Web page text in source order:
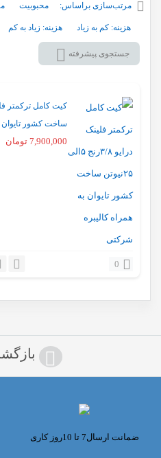
مرتب‌سازی براساس: محبوبیت
هزینه: کم به زیاد هزینه: زیاد به کم
جستجوی پیشرفته
ساخت کشور تایوان
7,900,000 تومان
0
ضمانت ارسال7 تا 10روز کاری